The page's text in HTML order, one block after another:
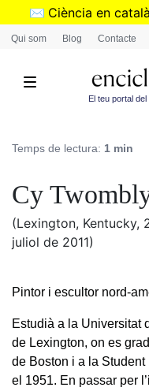
✉️ Ciència en
➜Subscriu-
Qui som Blog Contacte
El teu portal
Temps de lectura: 1 min
Cy
(Lexington, Kentucky,
juliol de 2011)
Pintor i escultor nord-
Estudià a la Universitat
de Lexington, on es
de Boston i a la
el 1951. En passar per